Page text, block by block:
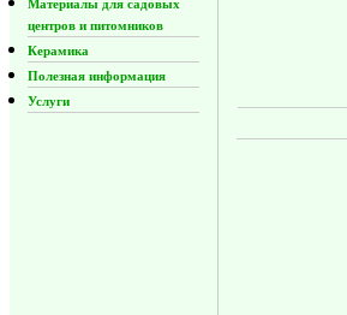
Материалы для садовых
центров и питомников
Керамика
Полезная информация
Услуги